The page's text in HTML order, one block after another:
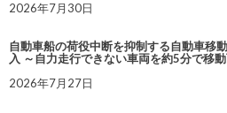
2026年7月30日
自動車船の荷役中断を抑制する自動車移
入 ～自力走行できない車両を約5分で移
2026年7月27日